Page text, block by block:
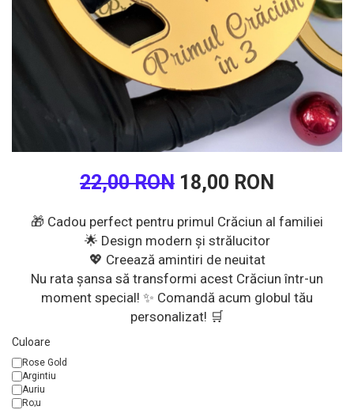
22,00 RON 18,00 RON
🎁 Cadou perfect pentru primul Crăciun al familiei
🌟 Design modern și strălucitor
💖 Creează amintiri de neuitat
Nu rata șansa să transformi acest Crăciun într-un
moment special! ✨ Comandă acum globul tău
personalizat! 🛒
Culoare
Rose Gold
Argintiu
Auriu
Ro;u